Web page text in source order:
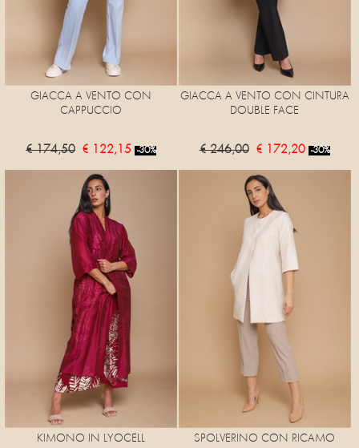
GIACCA A VENTO CON
CAPPUCCIO
€ 174,50 € 122,15 -30%
GIACCA A VENTO CON CINTURA
DOUBLE FACE
€ 246,00 € 172,20 -30%
KIMONO IN LYOCELL SPOLVERINO CON RICAMO